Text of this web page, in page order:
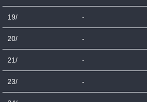
19/ -
20/ -
21/ -
23/ -